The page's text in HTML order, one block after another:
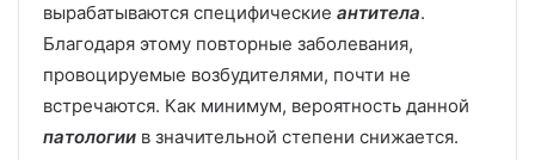
вырабатываются специфические антитела.
Благодаря этому повторные заболевания,
провоцируемые возбудителями, почти не
встречаются. Как минимум, вероятность данной
патологии в значительной степени снижается.